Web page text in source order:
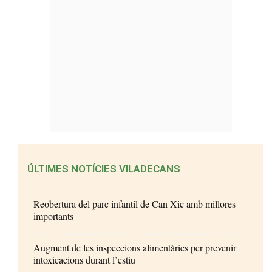
ÚLTIMES NOTÍCIES VILADECANS
Reobertura del parc infantil de Can Xic amb millores
importants
Augment de les inspeccions alimentàries per prevenir
intoxicacions durant l’estiu